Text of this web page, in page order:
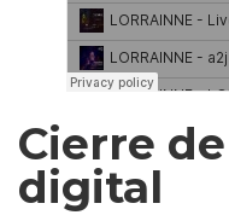
Cierre
digital